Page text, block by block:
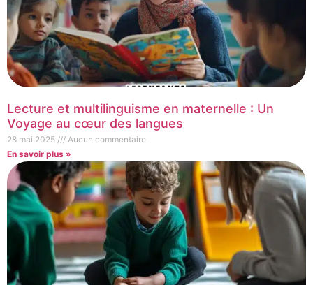
Lecture et multilinguisme en maternelle : Un
Voyage au cœur des langues
28 mai 2025
Aucun commentaire
En savoir plus »